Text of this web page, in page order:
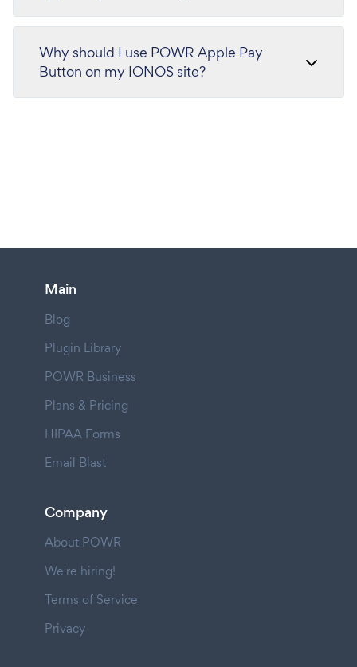
Why should I use POWR Apple Pay
Button on my IONOS site?
Main
Blog
Plugin Library
POWR Business
Plans & Pricing
HIPAA Forms
Email Blast
Company
About POWR
We're hiring!
Terms of Service
Privacy